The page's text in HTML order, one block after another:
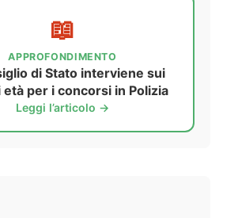
📖
APPROFONDIMENTO
di Stato interviene sui
età per i concorsi in Polizia
Leggi l’articolo →